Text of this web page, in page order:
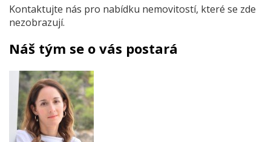
Kontaktujte nás pro nabídku nemovitostí, které se zde
nezobrazují.
Náš tým se o vás postará